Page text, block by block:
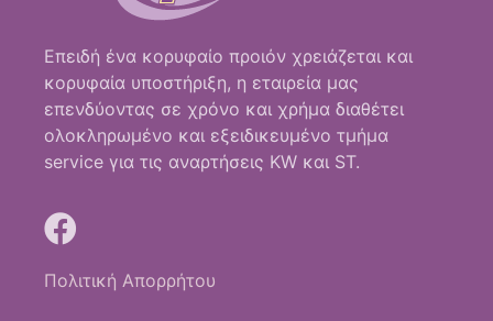
Επειδή ένα κορυφαίο προιόν χρειάζεται και
κορυφαία υποστήριξη, η εταιρεία μας
επενδύοντας σε χρόνο και χρήμα διαθέτει
ολοκληρωμένο και εξειδικευμένο τμήμα
service για τις αναρτήσεις KW και ST.
Πολιτική Απορρήτου